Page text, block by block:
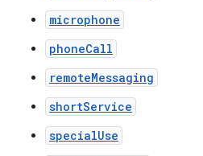
microphone
phoneCall
remoteMessaging
shortService
specialUse